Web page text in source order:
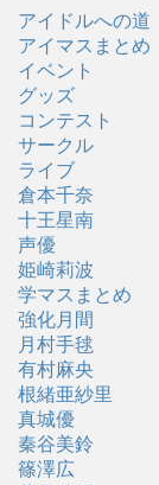
アイドルへの道
アイマスまとめ
イベント
グッズ
コンテスト
サークル
ライブ
倉本千奈
十王星南
声優
姫崎莉波
学マスまとめ
強化月間
月村手毬
有村麻央
根緒亜紗里
真城優
秦谷美鈴
篠澤広